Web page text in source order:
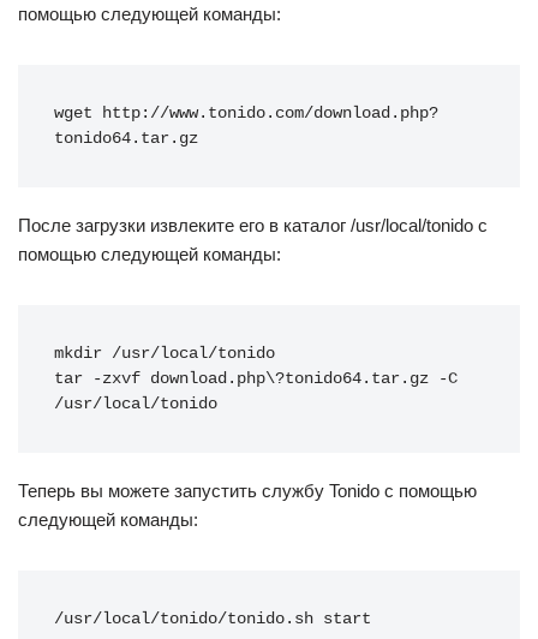
помощью следующей команды:
wget http://www.tonido.com/download.php?
tonido64.tar.gz
После загрузки извлеките его в каталог /usr/local/tonido с
помощью следующей команды:
mkdir /usr/local/tonido
tar -zxvf download.php\?tonido64.tar.gz -C
/usr/local/tonido
Теперь вы можете запустить службу Tonido с помощью
следующей команды:
/usr/local/tonido/tonido.sh start